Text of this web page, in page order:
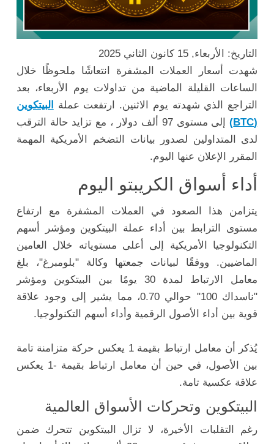
التاريخ: الأربعاء, 15 كانون الثاني 2025
شهدت أسعار العملات المشفرة انتعاشًا ملحوظًا خلال
الساعات القليلة الماضية من تداولات يوم الأربعاء، بعد
التراجع الذي شهدته يوم الاثنين. ارتفعت عملة
البيتكوين
(BTC)
إلى مستوى 97 ألف دولار ، مع تزايد حالة الترقب
لدى المتداولين لصدور بيانات التضخم الأمريكية المهمة
المقرر الإعلان عنها اليوم.
أداء أسواق الكريبتو اليوم
يتزامن هذا الصعود في العملات المشفرة مع ارتفاع
مستوى الترابط بين أداء عملة البيتكوين ومؤشر أسهم
التكنولوجيا الأمريكية إلى أعلى مستوياته خلال العامين
الماضيين. ووفقًا لبيانات جمعتها وكالة "بلومبرغ"، بلغ
معامل الارتباط لمدة 30 يومًا بين البيتكوين ومؤشر
"ناسداك 100" حوالي 0.70، مما يشير إلى وجود علاقة
قوية بين أداء الأصول الرقمية وأداء أسهم التكنولوجيا.
يُذكر أن معامل ارتباط بقيمة 1 يعكس حركة متزامنة تامة
بين الأصول، في حين أن معامل ارتباط بقيمة -1 يعكس
علاقة عكسية تامة.
البيتكوين وتحركات الأسواق العالمية
رغم التقلبات الأخيرة، لا تزال البيتكوين تتحرك ضمن